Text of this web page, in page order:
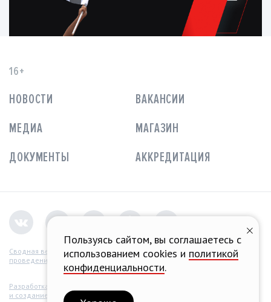
16+
НОВОСТИ
ВАКАНСИИ
МЕДИА
МАГАЗИН
ДОКУМЕНТЫ
АККРЕДИТАЦИЯ
Сводная ведомость
проведения СОУТ
Разработка концепции
и создание сайта
Пользуясь сайтом, вы соглашаетесь с
использованием cookies и политикой
конфиденциальности.